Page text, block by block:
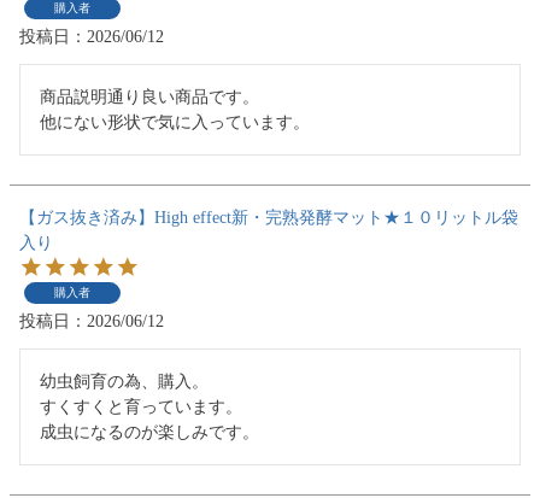
購入者
投稿日 2026/06/12
商品説明通り良い商品です。
他にない形状で気に入っています。
【ガス抜き済み】High effect新・完熟発酵マット★１０リットル袋
入り
購入者
投稿日 2026/06/12
幼虫飼育の為、購入。
すくすくと育っています。
成虫になるのが楽しみです。